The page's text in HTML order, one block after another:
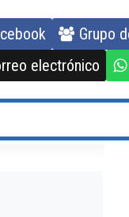
Grupo
electrónico